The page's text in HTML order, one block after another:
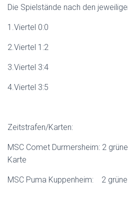
Die Spielstände nach den
1.Viertel 0:0
2.Viertel 1:2
3.Viertel 3:4
4.Viertel 3:5
Zeitstrafen/Karten:
MSC Comet Durmersheim: 2
Karte
MSC Puma Kuppenheim: 2